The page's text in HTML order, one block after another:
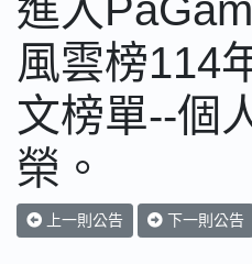
進入
風雲榜114
文榜單--個
榮。
上一則公告 下一則公告